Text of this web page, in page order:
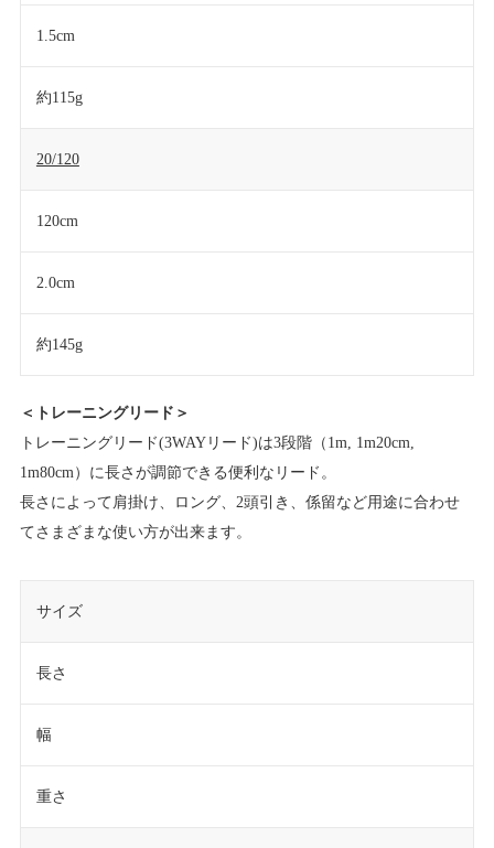
1.5cm
約115g
20/120
120cm
2.0cm
約145g
＜トレーニングリード＞
トレーニングリード(3WAYリード)は3段階（1m, 1m20cm,
1m80cm）に長さが調節できる便利なリード。
長さによって肩掛け、ロング、2頭引き、係留など用途に合わせ
てさまざまな使い方が出来ます。
サイズ
長さ
幅
重さ